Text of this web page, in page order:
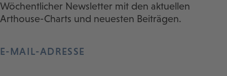
Wöchentlicher Newsletter mit den aktuellen
Arthouse-Charts und neuesten Beiträgen.
E-MAIL-ADRESSE